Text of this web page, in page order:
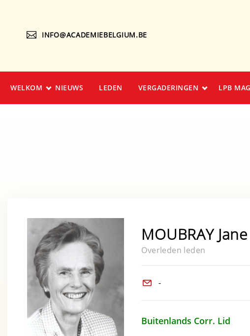
INFO@ACADEMIEBELGIUM.BE
WELKOM NIEUWS LEDEN VERGADERINGEN LPB
MOUBRAY Jane
Overleden leden
-
Buitenlands Corr.